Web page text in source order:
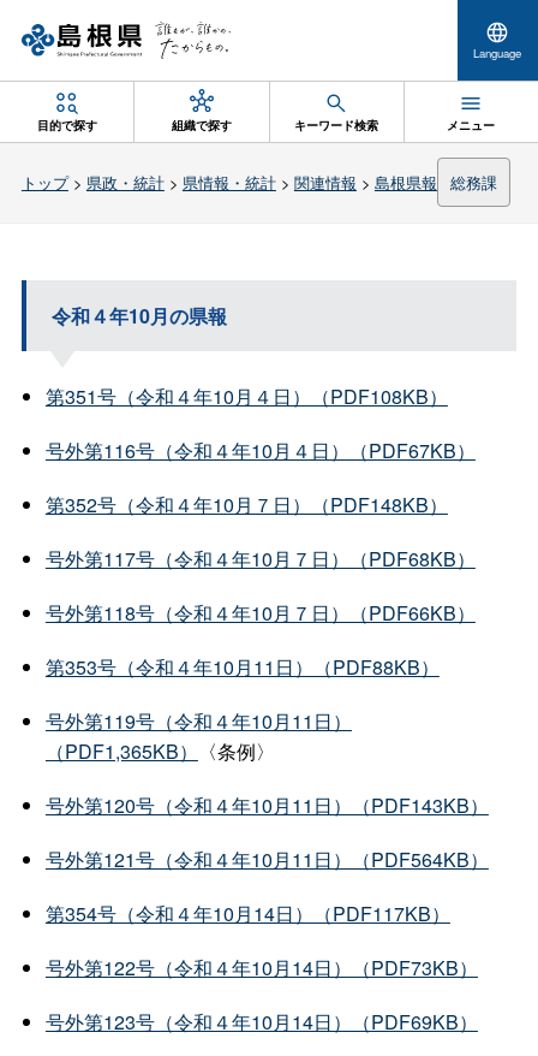
Language
目的で探す 組織で探す キーワード検索 メニュー
トップ> 県政・統計> 県情報・統計> 関連情報 > 島根県報 総務課
令和４年10月の県報
第351号（令和４年10月４日）（PDF108KB）
号外第116号（令和４年10月４日）（PDF67KB）
第352号（令和４年10月７日）（PDF148KB）
号外第117号（令和４年10月７日）（PDF68KB）
号外第118号（令和４年10月７日）（PDF66KB）
第353号（令和４年10月11日）（PDF88KB）
号外第119号（令和４年10月11日）
（PDF1,365KB）
〈条例〉
号外第120号（令和４年10月11日）（PDF143KB）
号外第121号（令和４年10月11日）（PDF564KB）
第354号（令和４年10月14日）（PDF117KB）
号外第122号（令和４年10月14日）（PDF73KB）
号外第123号（令和４年10月14日）（PDF69KB）